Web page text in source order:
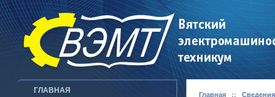
ГЛАВНАЯ
Главная::